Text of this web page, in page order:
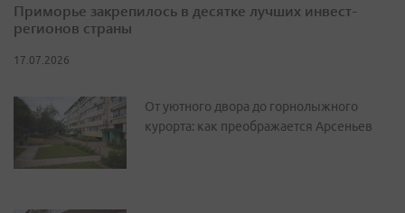
Приморье закрепилось в десятке лучших инвест-
регионов страны
17.07.2026
От уютного двора до горнолыжного
курорта: как преображается Арсеньев